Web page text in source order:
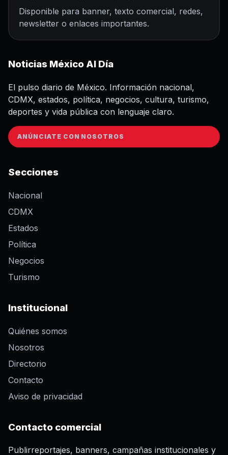
Disponible para banner, texto comercial, redes,
newsletter o enlaces importantes.
Noticias México Al Día
El pulso diario de México. Información nacional,
CDMX, estados, política, negocios, cultura, turismo,
deportes y vida pública con lenguaje claro.
ANÚNCIATE CON NOSOTROS
Secciones
Nacional
CDMX
Estados
Política
Negocios
Turismo
Institucional
Quiénes somos
Nosotros
Directorio
Contacto
Aviso de privacidad
Contacto comercial
Publirreportajes, banners, campañas institucionales y